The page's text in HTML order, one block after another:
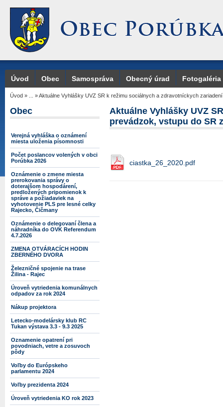
Úvod Obec Samospráva Obecný úrad Fotogaléria
Úvod » »Aktuálne Vyhlášky UVZ SR k režimu sociálnych a zdravotníckych
Obec
Verejná vyhláška o oznámení
miesta uloženia písomnosti
Počet poslancov volených v obci
Porúbka 2026
Oznámenie o zmene miesta
prerokovania správy o
doterajšom hospodárení,
predložených pripomienok k
správe a požiadaviek na
vyhotovenie PLS pre lesné celky
Rajecko, Čičmany
Oznámenie o delegovaní člena a
náhradníka do OVK Referendum
4.7.2026
ZMENA OTVÁRACÍCH HODIN
ZBERNÉHO DVORA
Železničné spojenie na trase
Žilina - Rajec
Úroveň vytriedenia komunálnych
odpadov za rok 2024
Nákup projektora
Letecko-modelársky klub RC
Tukan výstava 3.3 - 9.3 2025
Oznamenie opatrení pri
povodniach, vetre a zosuvoch
pôdy
Voľby do Európskeho
parlamentu 2024
Voľby prezidenta 2024
Úroveň vytriedenia KO rok 2023
Aktuálne Vyhlášky UVZ
prevádzok, vstupu do SR
ciastka_26_2020.pdf